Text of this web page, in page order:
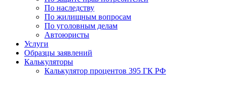
По наследству
По жилищным вопросам
По уголовным делам
Автоюристы
Услуги
Образцы заявлений
Калькуляторы
Калькулятор процентов 395 ГК РФ